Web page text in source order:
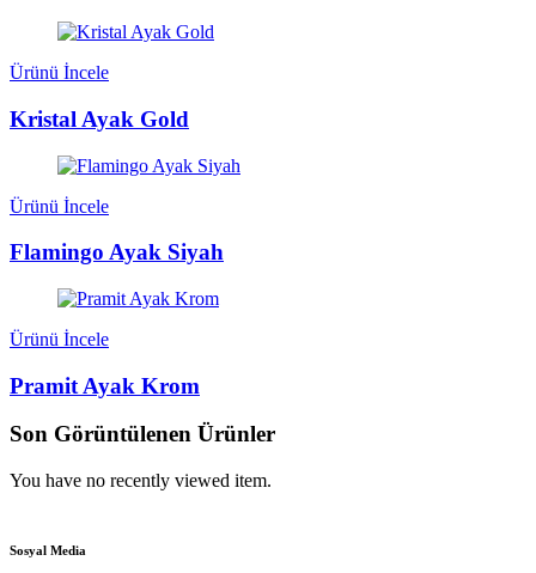
Ürünü İncele
Kristal Ayak Gold
Ürünü İncele
Flamingo Ayak Siyah
Ürünü İncele
Pramit Ayak Krom
Son Görüntülenen Ürünler
You have no recently viewed item.
Sosyal Media